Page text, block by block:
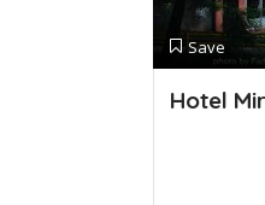
Save
Hotel